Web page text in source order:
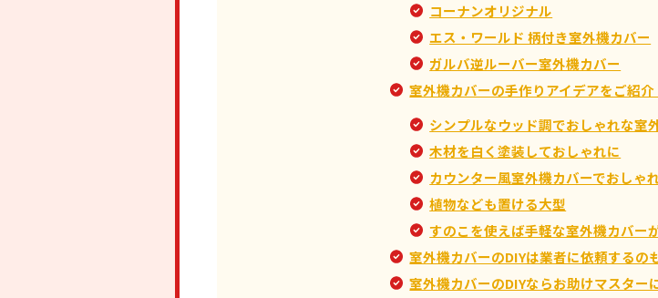
コーナンオリジナル
エス・ワールド 柄付き室外機カバー
ガルバ逆ルーバー室外機カバー
室外機カバーの手作りアイデアをご紹介
シンプルなウッド調でおしゃれな室
木材を白く塗装しておしゃれに
カウンター風室外機カバーでおしゃ
植物なども置ける大型
すのこを使えば手軽な室外機カバー
室外機カバーのDIYは業者に依頼するの
室外機カバーのDIYならお助けマスター